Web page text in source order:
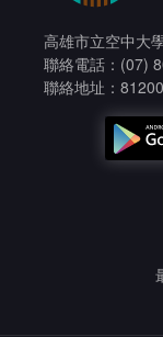
高雄市立空中大
聯絡電話：(07)
聯絡地址：